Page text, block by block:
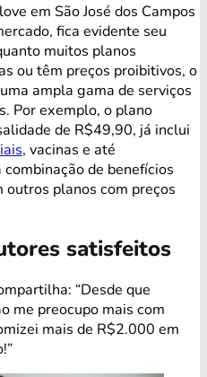
em São José dos Campos
fica evidente seu
muitos planos
ou têm preços proibitivos, o
ampla gama de serviços
Por exemplo, o plano
de R$49,90, já inclui
, vacinas e até
de benefícios
planos com preços
satisfeitos
“Desde que
me preocupo mais com
mais de R$2.000 em